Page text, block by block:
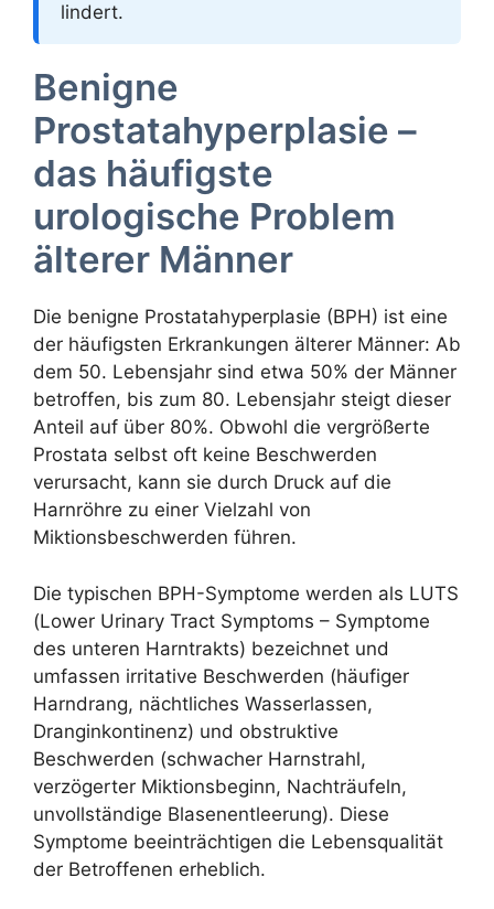
lindert.
Benigne
Prostatahyperplasie –
das häufigste
urologische Problem
älterer Männer
Die benigne Prostatahyperplasie (BPH) ist eine
der häufigsten Erkrankungen älterer Männer: Ab
dem 50. Lebensjahr sind etwa 50% der Männer
betroffen, bis zum 80. Lebensjahr steigt dieser
Anteil auf über 80%. Obwohl die vergrößerte
Prostata selbst oft keine Beschwerden
verursacht, kann sie durch Druck auf die
Harnröhre zu einer Vielzahl von
Miktionsbeschwerden führen.
Die typischen BPH-Symptome werden als LUTS
(Lower Urinary Tract Symptoms – Symptome
des unteren Harntrakts) bezeichnet und
umfassen irritative Beschwerden (häufiger
Harndrang, nächtliches Wasserlassen,
Dranginkontinenz) und obstruktive
Beschwerden (schwacher Harnstrahl,
verzögerter Miktionsbeginn, Nachträufeln,
unvollständige Blasenentleerung). Diese
Symptome beeinträchtigen die Lebensqualität
der Betroffenen erheblich.